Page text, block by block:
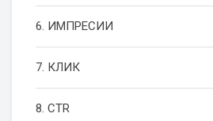
6. ИМПРЕСИИ
7. КЛИК
8. CTR